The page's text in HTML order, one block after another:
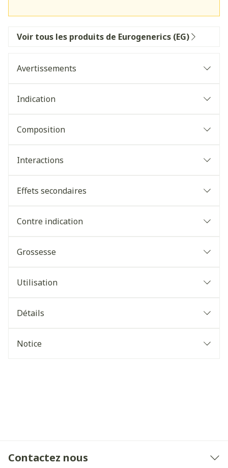
Voir tous les produits de Eurogenerics (EG)
Avertissements
Indication
Composition
Interactions
Effets secondaires
Contre indication
Grossesse
Utilisation
Détails
Notice
Contactez nous